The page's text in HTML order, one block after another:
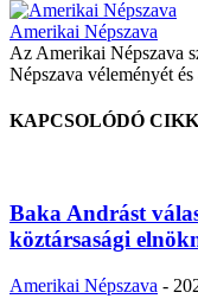
Amerikai Népszava
Az Amerikai Népszava
Népszava véleményét
KAPCSOLÓDÓ
Baka Andrást
köztársasági
Amerikai Népszava -